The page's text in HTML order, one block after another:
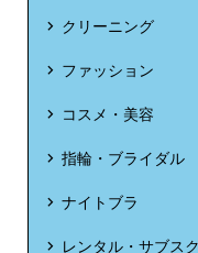
クリーニング
ファッション
コスメ・美容
指輪・ブライダル
ナイトブラ
レンタル・サブスク